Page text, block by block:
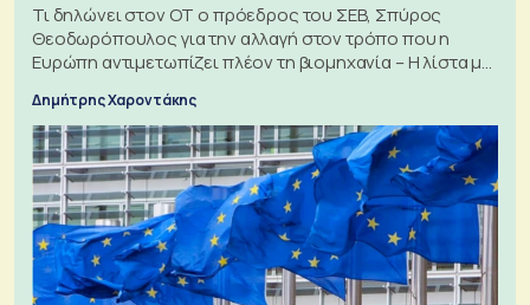
Τι δηλώνει στον ΟΤ ο πρόεδρος του ΣΕΒ, Σπύρος
Θεοδωρόπουλος για την αλλαγή στον τρόπο που η
Ευρώπη αντιμετωπίζει πλέον τη βιομηχανία – Η λίστα με
Δημήτρης Χαροντάκης